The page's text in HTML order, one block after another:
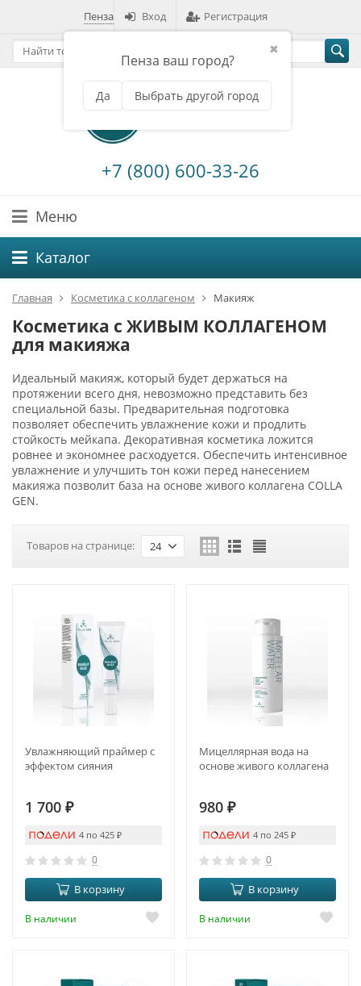
Пенза
✖
Пенза ваш город?
Да Выбрать другой город
Вход Регистрация
+7 (800) 600-33-26
Меню
Каталог
Главная Косметика с коллагеном Макияж
Косметика с ЖИВЫМ КОЛЛАГЕНОМ
для макияжа
Идеальный макияж, который будет держаться на
протяжении всего дня, невозможно представить без
специальной базы. Предварительная подготовка
позволяет обеспечить увлажнение кожи и продлить
стойкость мейкапа. Декоративная косметика ложится
ровнее и экономнее расходуется. Обеспечить интенсивное
увлажнение и улучшить тон кожи перед нанесением
макияжа позволит база на основе живого коллагена COLLA
GEN.
Товаров на странице: 24
Увлажняющий праймер с
эффектом сияния
1 700 ₽
4 по 425 ₽
0
В корзину
В наличии
Мицеллярная вода на
основе живого коллагена
980 ₽
4 по 245 ₽
0
В корзину
В наличии